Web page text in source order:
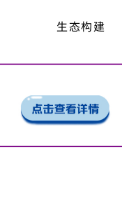
生态构建